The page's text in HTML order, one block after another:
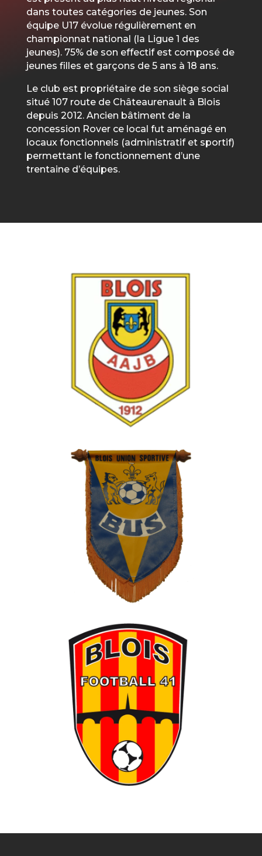
dans toutes catégories de jeunes. Son
équipe U17 évolue régulièrement en
championnat national (la Ligue 1 des
jeunes). 75% de son effectif est composé de
jeunes filles et garçons de 5 ans à 18 ans.
Le club est propriétaire de son siège social
situé 107 route de Châteaurenault à Blois
depuis 2012. Ancien bâtiment de la
concession Rover ce local fut aménagé en
locaux fonctionnels (administratif et sportif)
permettant le fonctionnement d’une
trentaine d’équipes.